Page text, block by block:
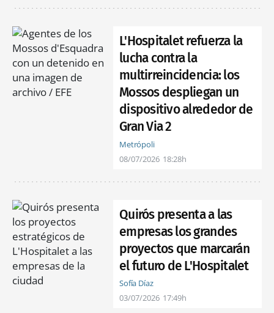
L'Hospitalet refuerza la
lucha contra la
multirreincidencia: los
Mossos despliegan un
dispositivo alrededor de
Gran Via 2
Metrópoli
08/07/2026 18:28h
Quirós presenta a las
empresas los grandes
proyectos que marcarán
el futuro de L'Hospitalet
Sofía Díaz
03/07/2026 17:49h